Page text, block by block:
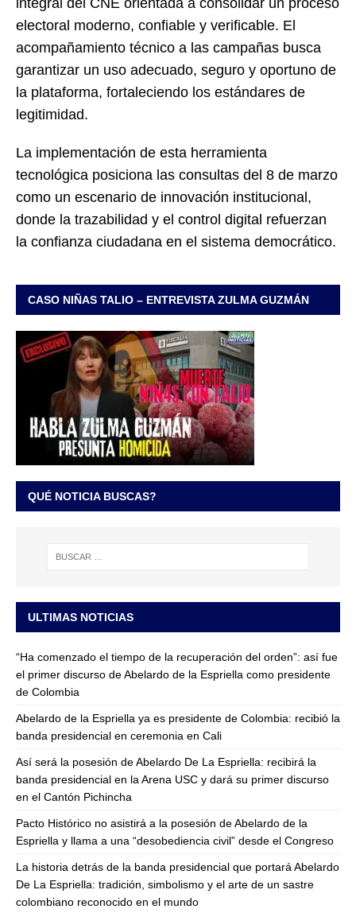
electoral moderno, confiable y verificable. El
acompañamiento técnico a las campañas busca
garantizar un uso adecuado, seguro y oportuno de
la plataforma, fortaleciendo los estándares de
legitimidad.
La implementación de esta herramienta
tecnológica posiciona las consultas del 8 de marzo
como un escenario de innovación institucional,
donde la trazabilidad y el control digital refuerzan
la confianza ciudadana en el sistema democrático.
CASO NIÑAS TALIO – ENTREVISTA ZULMA GUZMÁN
QUÉ NOTICIA BUSCAS?
ULTIMAS NOTICIAS
“Ha comenzado el tiempo de la recuperación del orden”: así fue
el primer discurso de Abelardo de la Espriella como presidente
de Colombia
Abelardo de la Espriella ya es presidente de Colombia: recibió la
banda presidencial en ceremonia en Cali
Así será la posesión de Abelardo De La Espriella: recibirá la
banda presidencial en la Arena USC y dará su primer discurso
en el Cantón Pichincha
Pacto Histórico no asistirá a la posesión de Abelardo de la
Espriella y llama a una “desobediencia civil” desde el Congreso
La historia detrás de la banda presidencial que portará Abelardo
De La Espriella: tradición, simbolismo y el arte de un sastre
colombiano reconocido en el mundo